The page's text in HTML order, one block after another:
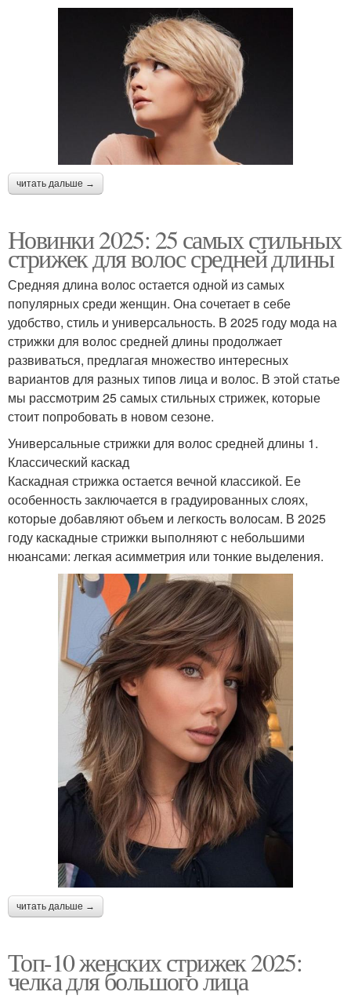
читать дальше →
Новинки 2025: 25 самых стильных
стрижек для волос средней длины
Средняя длина волос остается одной из самых
популярных среди женщин. Она сочетает в себе
удобство, стиль и универсальность. В 2025 году мода на
стрижки для волос средней длины продолжает
развиваться, предлагая множество интересных
вариантов для разных типов лица и волос. В этой статье
мы рассмотрим 25 самых стильных стрижек, которые
стоит попробовать в новом сезоне.
Универсальные стрижки для волос средней длины 1.
Классический каскад
Каскадная стрижка остается вечной классикой. Ее
особенность заключается в градуированных слоях,
которые добавляют объем и легкость волосам. В 2025
году каскадные стрижки выполняют с небольшими
нюансами: легкая асимметрия или тонкие выделения.
читать дальше →
Топ-10 женских стрижек 2025:
челка для большого лица